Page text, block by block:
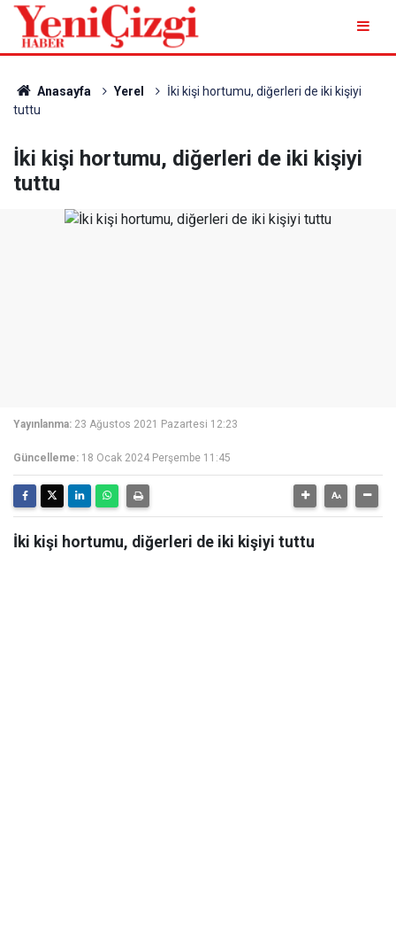
Anasayfa Yerel
İki kişi hortumu, diğerleri de iki kişiyi
tuttu
İki kişi hortumu, diğerleri de iki kişiyi
tuttu
Yayınlanma: 23 Ağustos 2021 Pazartesi 12:23
Güncelleme: 18 Ocak 2024 Perşembe 11:45
İki kişi hortumu, diğerleri de iki kişiyi tuttu